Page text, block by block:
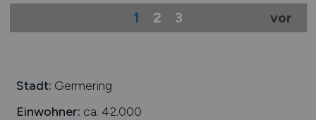
1 2 3 vor
Stadt: Germering
Einwohner: ca. 42.000